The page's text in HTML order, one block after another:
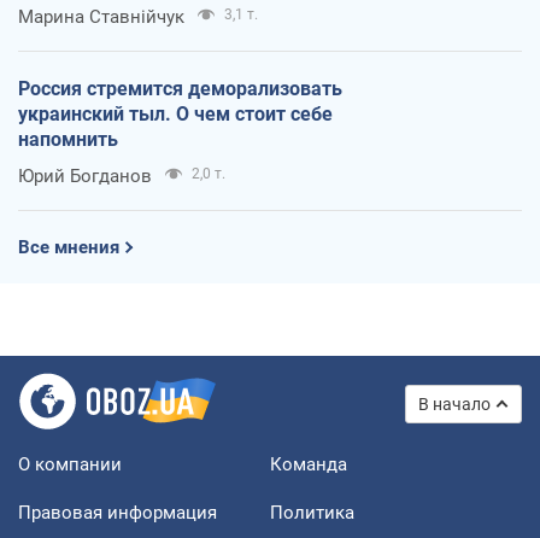
Марина Ставнійчук 3,1 т.
Россия стремится деморализовать
украинский тыл. О чем стоит себе
напомнить
Юрий Богданов 2,0 т.
Все мнения
В начало
О компании Команда
Правовая информация
Политика